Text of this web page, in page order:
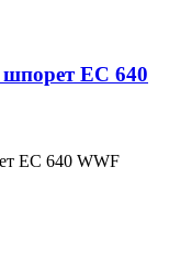
EC 640
EC 640 WWF